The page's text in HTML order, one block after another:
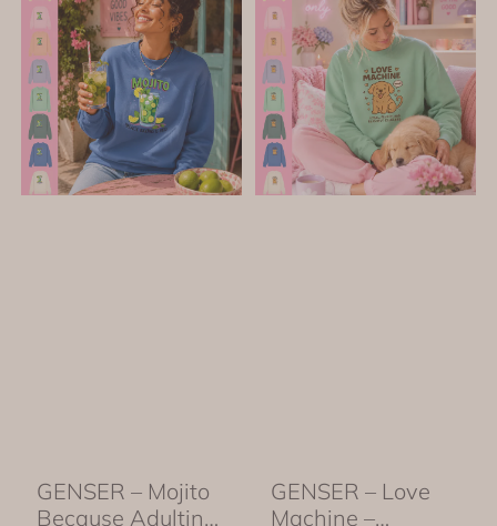
GENSER – Mojito
Because Adulting
GENSER – Love
Machine –